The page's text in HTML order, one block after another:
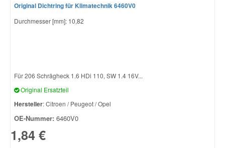
Original Dichtring für Klimatechnik 6460V0
Durchmesser [mm]: 10,82
Für 206 Schrägheck 1.6 HDi 110, SW 1.4 16V...
Original Ersatzteil
Hersteller: Citroen / Peugeot / Opel
OE-Nummer: 6460V0
1,84 €